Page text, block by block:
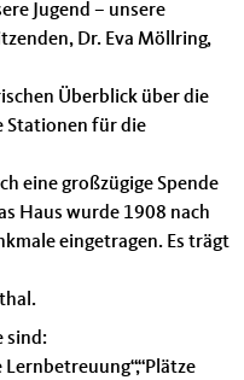
Jugend – unsere
Dr. Eva Möllring,
Überblick über die
Stationen für die
eine großzügige Spende
Haus wurde 1908 nach
eingetragen. Es trägt
sind: